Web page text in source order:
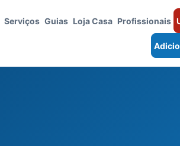
Serviços Guias Loja Casa Profissionais